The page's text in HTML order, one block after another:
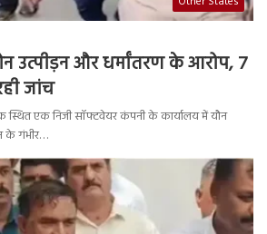
उत्पीड़न और धर्मांतरण के आरोप, 7
जांच
एक निजी सॉफ्टवेयर कंपनी के कार्यालय में यौन
के गंभीर…